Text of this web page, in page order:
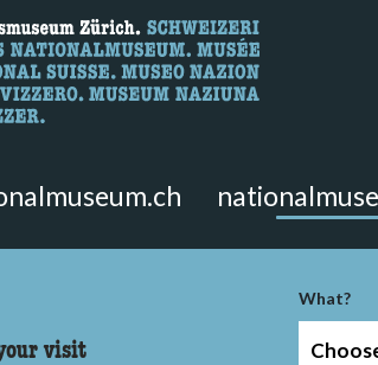
can search for content on the page.
visit
What?